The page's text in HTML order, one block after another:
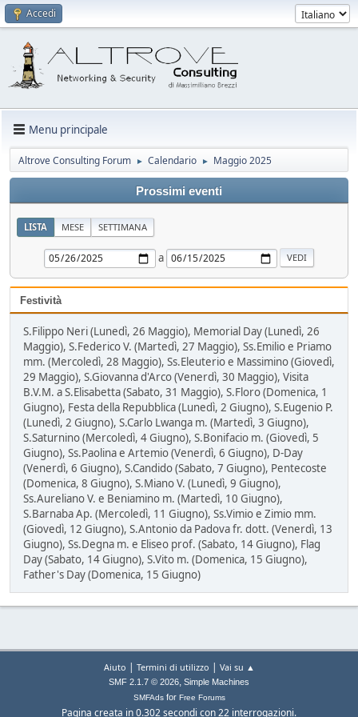
Accedi
Menu principale
Altrove Consulting Forum ► Calendario ► Maggio 2025
Prossimi eventi
LISTA MESE SETTIMANA
a
Festività
S.Filippo Neri (Lunedì, 26 Maggio), Memorial Day (Lunedì, 26
Maggio), S.Federico V. (Martedì, 27 Maggio), Ss.Emilio e Priamo
mm. (Mercoledì, 28 Maggio), Ss.Eleuterio e Massimino (Giovedì,
29 Maggio), S.Giovanna d'Arco (Venerdì, 30 Maggio), Visita
B.V.M. a S.Elisabetta (Sabato, 31 Maggio), S.Floro (Domenica, 1
Giugno), Festa della Repubblica (Lunedì, 2 Giugno), S.Eugenio P.
(Lunedì, 2 Giugno), S.Carlo Lwanga m. (Martedì, 3 Giugno),
S.Saturnino (Mercoledì, 4 Giugno), S.Bonifacio m. (Giovedì, 5
Giugno), Ss.Paolina e Artemio (Venerdì, 6 Giugno), D-Day
(Venerdì, 6 Giugno), S.Candido (Sabato, 7 Giugno), Pentecoste
(Domenica, 8 Giugno), S.Miano V. (Lunedì, 9 Giugno),
Ss.Aureliano V. e Beniamino m. (Martedì, 10 Giugno),
S.Barnaba Ap. (Mercoledì, 11 Giugno), Ss.Vimio e Zimio mm.
(Giovedì, 12 Giugno), S.Antonio da Padova fr. dott. (Venerdì, 13
Giugno), Ss.Degna m. e Eliseo prof. (Sabato, 14 Giugno), Flag
Day (Sabato, 14 Giugno), S.Vito m. (Domenica, 15 Giugno),
Father's Day (Domenica, 15 Giugno)
Aiuto | Termini di utilizzo | Vai su ▲
SMF 2.1.7 © 2026, Simple Machines
SMFAdsfor Free Forums
Pagina creata in 0.302 secondi con 22 interrogazioni.